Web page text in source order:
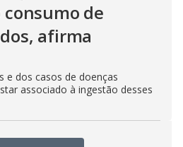
de
afirma
e dos casos de doenças
associado à ingestão desses